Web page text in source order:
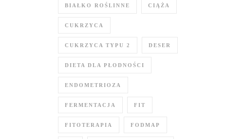
BIAŁKO ROŚLINNE CIĄŻA
CUKRZYCA
CUKRZYCA TYPU 2 DESER
DIETA DLA PŁODNOŚCI
ENDOMETRIOZA
FERMENTACJA FIT
FITOTERAPIA FODMAP